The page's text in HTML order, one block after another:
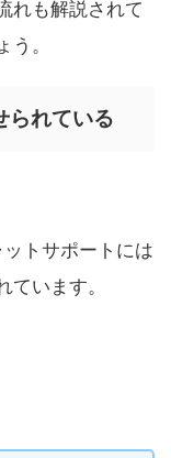
れも解説されて
。
られている
トサポートには
います。